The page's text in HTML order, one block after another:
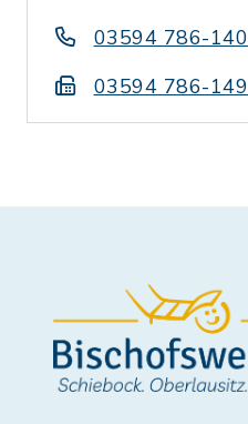
03594 786-140
03594 786-149